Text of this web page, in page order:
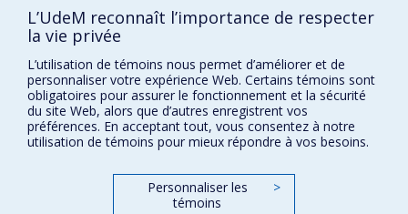
simplifié) pour la détection du délirium
postopératoire
Montréal (Québec) H3T 1A8
Lien Google Maps
Nous joindre
Plan du site
Accessibilité
L’UdeM reconnaît l’importance de respecter
la vie privée
L’utilisation de témoins nous permet d’améliorer et de
personnaliser votre expérience Web. Certains témoins sont
obligatoires pour assurer le fonctionnement et la sécurité
du site Web, alors que d’autres enregistrent vos
préférences. En acceptant tout, vous consentez à notre
utilisation de témoins pour mieux répondre à vos besoins.
Personnaliser les
témoins
>